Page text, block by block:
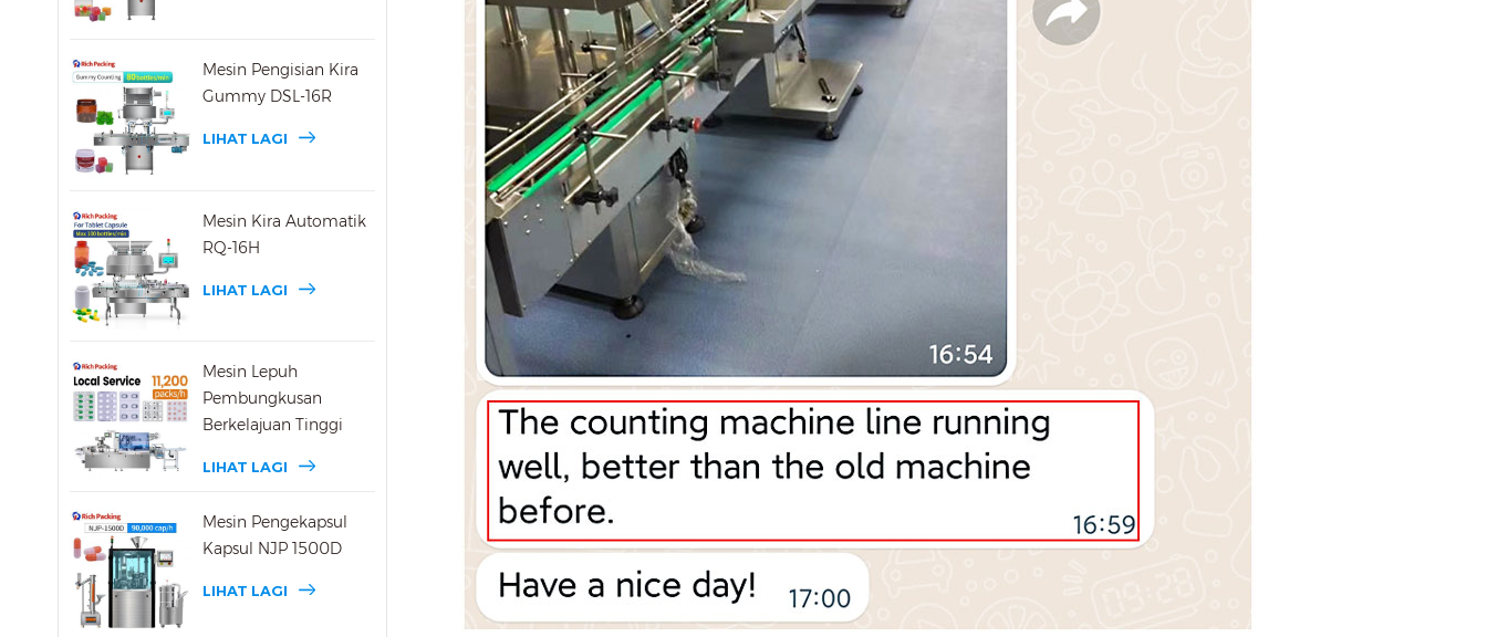
Mesin Pengisian Kira
Gummy DSL-16R
LIHAT LAGI
Mesin Kira Automatik
RQ-16H
LIHAT LAGI
Mesin Lepuh
Pembungkusan
Berkelajuan Tinggi
LIHAT LAGI
Mesin Pengekapsul
Kapsul NJP 1500D
LIHAT LAGI